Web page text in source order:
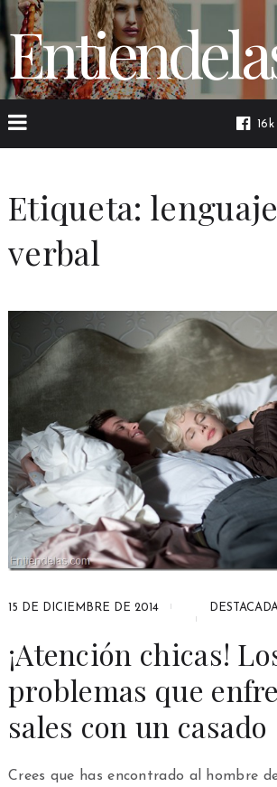
16k
Etiqueta:
verbal
15 DE DICIEMBRE DE 2014
¡Atención chicas!
problemas que
sales con un casado
Crees que has encontrado al hombre